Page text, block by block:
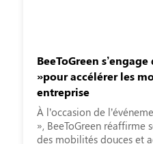
BeeToGreen
»pour accélérer les
entreprise
À l’occasion de
», BeeToGreen réaffirme
des mobilités douces et